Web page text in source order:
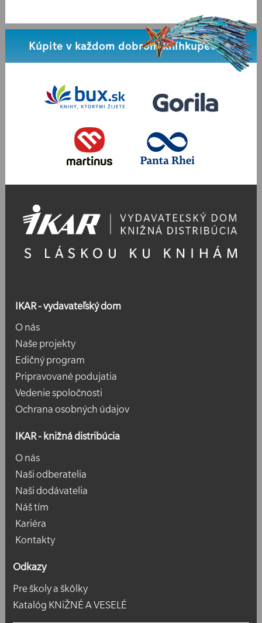
Kúpite v každom dobrom kníhkupectve
IKAR - vydavateľský dom
O nás
Naše projekty
Edičný program
Pripravované podujatia
Vedenie spoločnosti
Ochrana osobných údajov
IKAR - knižná distribúcia
O nás
Naši odberatelia
Naši dodávatelia
Náš tím
Kariéra
Kontakty
Odkazy
Pre školy a škôlky
Katalóg KNiŽNÉ A VESELÉ